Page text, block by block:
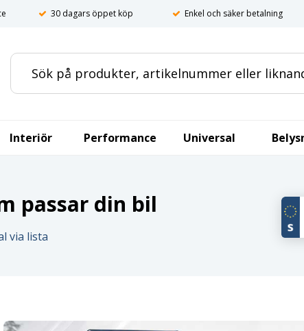
30 dagars öppet köp Enkel och säker betalning
Interiör Performance Universal
passar din bil
via lista